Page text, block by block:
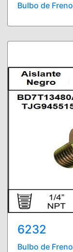
Bulbo de Freno
6232
Bulbo de Freno